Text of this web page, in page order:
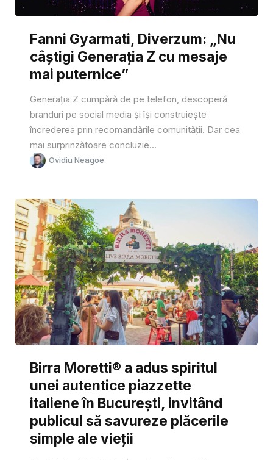
Fanni Gyarmati, Diverzum: „Nu
câștigi Generația Z cu mesaje
mai puternice”
Generația Z cumpără de pe telefon, descoperă
branduri pe social media și își construiește
încrederea prin recomandările comunității. Dar cea
mai surprinzătoare concluzie...
Ovidiu Neagoe
Birra Moretti® a adus spiritul
unei autentice piazzette
italiene în București, invitând
publicul să savureze plăcerile
simple ale vieții